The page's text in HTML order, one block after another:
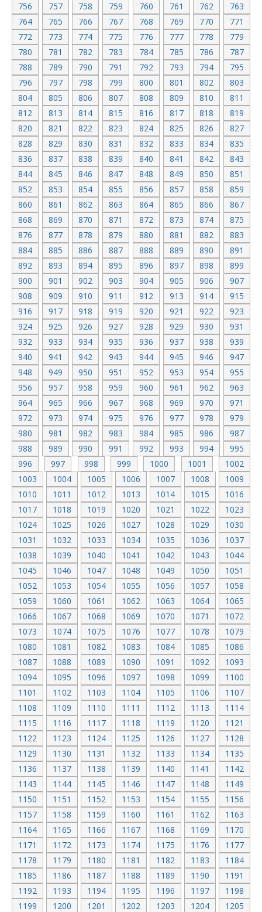
756
757 758 759 760 761 762
763
764
765 766 767 768 769 770
771
772
773 774 775 776 777 778
779
780
781 782 783 784 785 786
787
788
789 790 791 792 793 794
795
796
797 798 799 800 801 802
803
804
805 806 807 808 809 810
811
812
813 814 815 816 817 818
819
820
821 822 823 824 825 826
827
828
829 830 831 832 833 834
835
836
837 838 839 840 841 842
843
844
845 846 847 848 849 850
851
852
853 854 855 856 857 858
859
860
861 862 863 864 865 866
867
868
869 870 871 872 873 874
875
876
877 878 879 880 881 882
883
884
885 886 887 888 889 890
891
892
893 894 895 896 897 898
899
900
901 902 903 904 905 906
907
908
909 910 911 912 913 914
915
916
917 918 919 920 921 922
923
924
925 926 927 928 929 930
931
932
933 934 935 936 937 938
939
940
941 942 943 944 945 946
947
948
949 950 951 952 953 954
955
956
957 958 959 960 961 962
963
964
965 966 967 968 969 970
971
972
973 974 975 976 977 978
979
980
981 982 983 984 985 986
987
988
989 990 991 992 993 994
995
996
997 998 999 1000 1001
1002
1003
1004 1005 1006 1007 1008
1009
1010
1011 1012 1013 1014 1015
1016
1017
1018 1019 1020 1021 1022
1023
1024
1025 1026 1027 1028 1029
1030
1031
1032 1033 1034 1035 1036
1037
1038
1039 1040 1041 1042 1043
1044
1045
1046 1047 1048 1049 1050
1051
1052
1053 1054 1055 1056 1057
1058
1059
1060 1061 1062 1063 1064
1065
1066
1067 1068 1069 1070 1071
1072
1073
1074 1075 1076 1077 1078
1079
1080
1081 1082 1083 1084 1085
1086
1087
1088 1089 1090 1091 1092
1093
1094
1095 1096 1097 1098 1099
1100
1101
1102 1103 1104 1105 1106
1107
1108
1109 1110 1111 1112 1113
1114
1115
1116 1117 1118 1119 1120
1121
1122
1123 1124 1125 1126 1127
1128
1129
1130 1131 1132 1133 1134
1135
1136
1137 1138 1139 1140 1141
1142
1143
1144 1145 1146 1147 1148
1149
1150
1151 1152 1153 1154 1155
1156
1157
1158 1159 1160 1161 1162
1163
1164
1165 1166 1167 1168 1169
1170
1171
1172 1173 1174 1175 1176
1177
1178
1179 1180 1181 1182 1183
1184
1185
1186 1187 1188 1189 1190
1191
1192
1193 1194 1195 1196 1197
1198
1199
1200 1201 1202 1203 1204
1205